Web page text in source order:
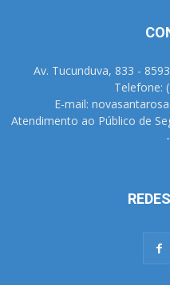
Av. Tucunduva, 833 -
Telefone:
E-mail:
Atendimento ao Público de